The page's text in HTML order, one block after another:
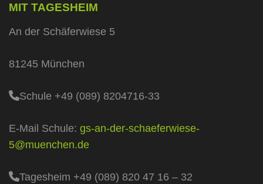
MIT TAGESHEIM
An der Schäferwiese 5
81245 München
Schule +49 (089) 8204716-33
E-Mail Schule: gs-an-der-schaeferwiese-
5@muenchen.de
Tagesheim +49 (089) 820 47 16 – 32